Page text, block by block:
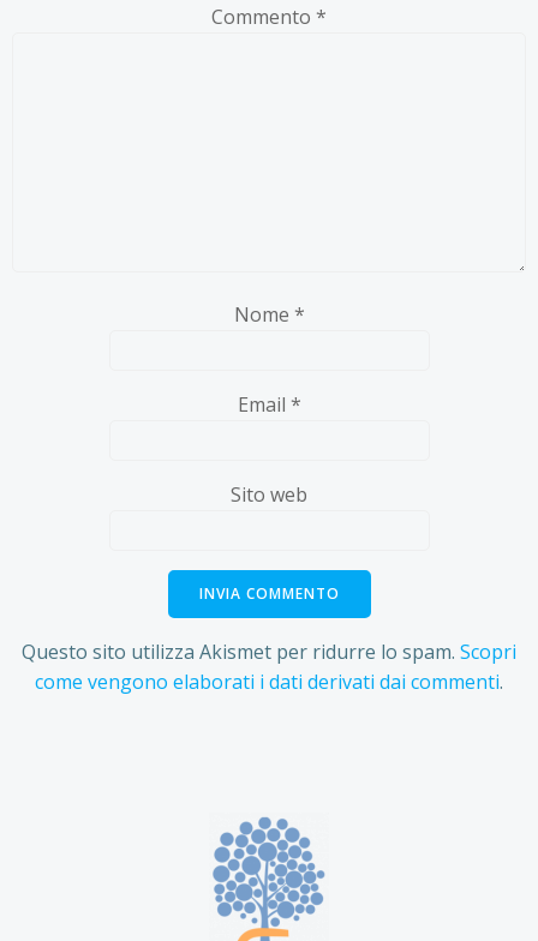
Commento *
Nome *
Email *
Sito web
Questo sito utilizza Akismet per ridurre lo spam. Scopri
come vengono elaborati i dati derivati dai commenti.